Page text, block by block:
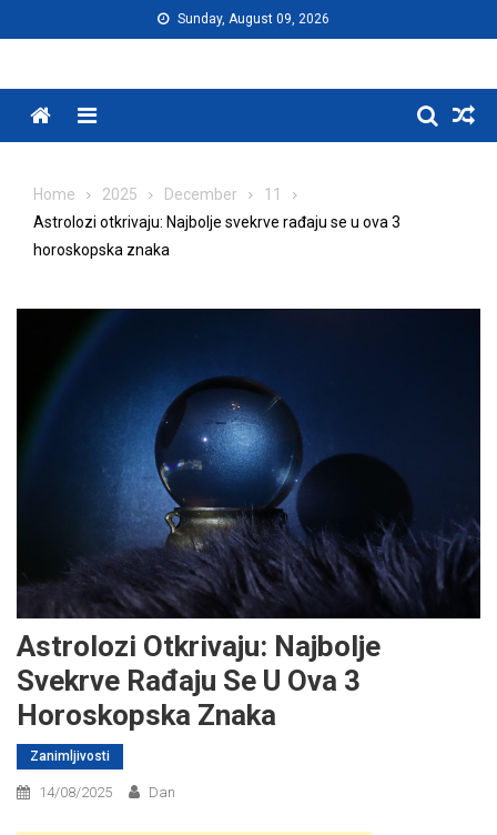
to
Sunday, August 09, 2026
Menu
Home 2025 December
11
Astrolozi otkrivaju: Najbolje svekrve rađaju se u ova 3
horoskopska znaka
Astrolozi Otkrivaju: Najbolje
Svekrve Rađaju Se U Ova 3
Horoskopska Znaka
Zanimljivosti
14/08/2025 Dan